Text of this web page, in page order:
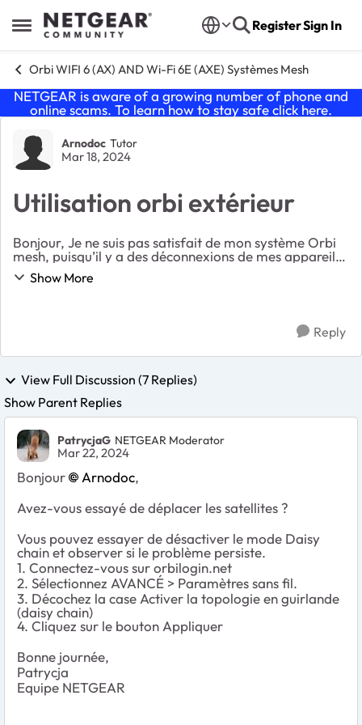
Open Side Menu
Skip to content RegisterSign In
Orbi WIFI 6 (AX) AND Wi-Fi 6E (AXE) Systèmes Mesh
NETGEAR is aware of a growing number of phone and
online scams. To learn how to stay safe click here.
Forum Discussion
Arnodoc Tutor
Mar 18, 2024
Utilisation orbi extérieur
Bonjour, Je ne suis pas satisfait de mon système Orbi
mesh, puisqu’il y a des déconnexions de mes appareils
très fréquentes en particulier, suite à des
rafraîchissements des satellites les uns avec l...
Show More
Reply
View Full Discussion (7 Replies)
Show Parent Replies
PatrycjaG NETGEAR Moderator
Mar 22, 2024
Bonjour Arnodoc,
Avez-vous essayé de déplacer les satellites ?
Vous pouvez essayer de désactiver le mode Daisy
chain et observer si le problème persiste.
1. Connectez-vous sur orbilogin.net
2. Sélectionnez AVANCÉ > Paramètres sans fil.
3. Décochez la case Activer la topologie en guirlande
(daisy chain)
4. Cliquez sur le bouton Appliquer
Bonne journée,
Patrycja
Equipe NETGEAR